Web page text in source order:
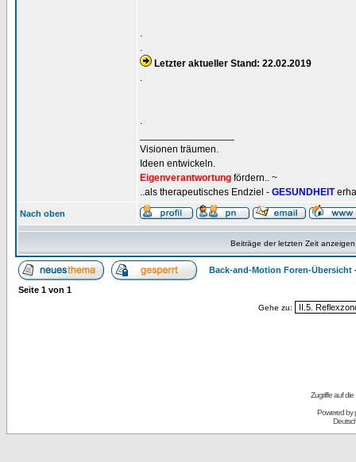
.
.
Letzter aktueller Stand: 22.02.2019
.
.
Visionen träumen.
Ideen entwickeln.
Eigenverantwortung fördern.. ~
..als therapeutisches Endziel - GESUNDHEIT
Nach oben
Beiträge der letzten Zeit
Back-and-Motion Foren-Übersicht
Seite 1 von 1
Gehe zu:
Zugriffe auf
Powered by